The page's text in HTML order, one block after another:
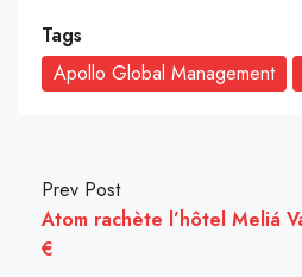
Tags
Apollo Global Management
Prev Post
Atom rachète l’hôtel Meliá
€